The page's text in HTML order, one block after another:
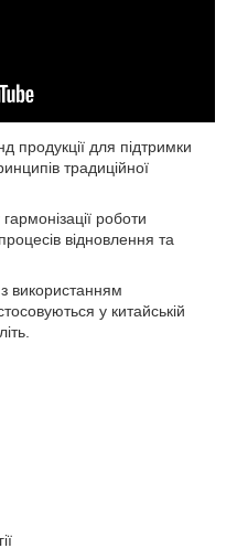
для підтримки
традиційної
роботи
відновлення та
використанням
у китайській